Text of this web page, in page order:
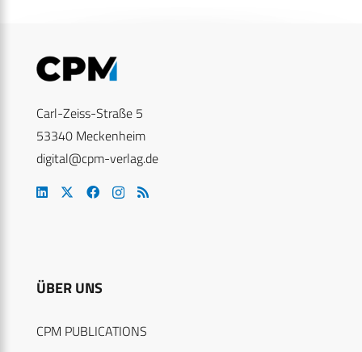
Carl-Zeiss-Straße 5
53340 Meckenheim
digital@cpm-verlag.de
ÜBER UNS
CPM PUBLICATIONS